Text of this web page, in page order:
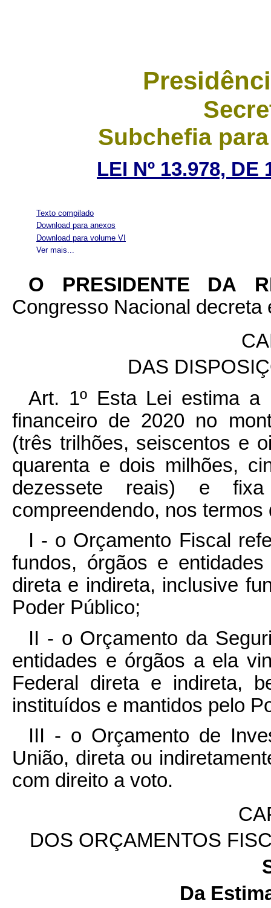
Subchefia
LEI Nº 13.978, DE
Ver mais...
Texto compilado
Download para anexos
Download para volume VI
O PRESIDENTE DA
Congresso Nacional
DAS
Art. 1º Esta Lei estima a
financeiro de 2020 no
(três trilhões, seiscentos e
quarenta e dois milhões,
dezessete reais) e
compreendendo, nos
I - o Orçamento Fiscal
fundos, órgãos e
direta e indireta, inclusive
Poder Público;
II - o Orçamento da
entidades e órgãos a ela
Federal direta e indireta,
instituídos e mantidos pelo
III - o Orçamento de
União, direta ou
com direito a voto.
DOS ORÇAMENTOS
Da